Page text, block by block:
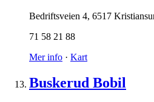
Bedriftsveien 4, 6517
71 58 21 88
Mer info · Kart
Buskerud Bobil